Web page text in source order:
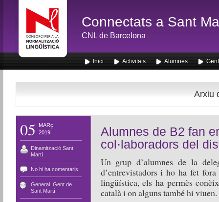
Connectats a Sant
CNL de Barcelona
Inici Activitats Alumnes
Arxiu
05
MARç
2019
Dinamització Sant
Martí
No hi ha comentaris
General, Gent de
Sant Martí
Alumnes de B2 fan
col·laboradors del
Un grup d’alumnes de la
d’entrevistadors i ho ha fet
lingüística, els ha permès
català i on alguns també hi viuen.